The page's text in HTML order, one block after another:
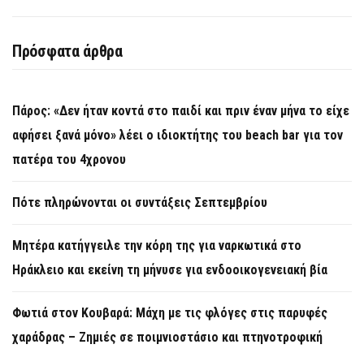
Πρόσφατα άρθρα
Πάρος: «Δεν ήταν κοντά στο παιδί και πριν έναν μήνα το είχε
αφήσει ξανά μόνο» λέει ο ιδιοκτήτης του beach bar για τον
πατέρα του 4χρονου
Πότε πληρώνονται οι συντάξεις Σεπτεμβρίου
Μητέρα κατήγγειλε την κόρη της για ναρκωτικά στο
Ηράκλειο και εκείνη τη μήνυσε για ενδοοικογενειακή βία
Φωτιά στον Κουβαρά: Μάχη με τις φλόγες στις παρυφές
χαράδρας – Ζημιές σε ποιμνιοστάσιο και πτηνοτροφική